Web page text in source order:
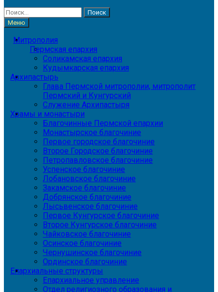
Найти:
Меню
Митрополия
Пермская епархия
Соликамская епархия
Кудымкарская епархия
Архипастырь
Глава Пермской митрополии, митрополит
Пермский и Кунгурский
Служение Архипастыря
Храмы и монастыри
Благочинные Пермской епархии
Монастырское благочиние
Первое городское благочиние
Второе Городское благочиние
Петропавловское благочиние
Успенское благочиние
Лобановское благочиние
Закамское благочиние
Добрянское благочиние
Лысьвенское благочиние
Первое Кунгурское благочиние
Второе Кунгурское благочиние
Чайковское благочиние
Осинское благочиние
Чернушинское благочиние
Ординское благочиние
Епархиальные структуры
Епархиальное управление
Отдел религиозного образования и